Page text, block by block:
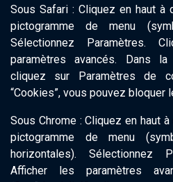
Sous Safari : Cliquez en haut à
pictogramme de menu
Sélectionnez Paramètres.
paramètres avancés. Dans la
cliquez sur Paramètres de
“Cookies”, vous pouvez bloquer
Sous Chrome : Cliquez en haut
pictogramme de menu
horizontales). Sélectionnez
Afficher les paramètres